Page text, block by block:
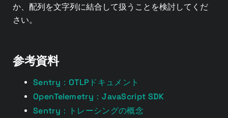
か、配列を文字列に結合して扱うことを検討してくだ
さい。
参考資料
Sentry：OTLPドキュメント
OpenTelemetry：JavaScript SDK
Sentry：トレーシングの概念